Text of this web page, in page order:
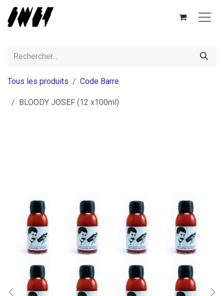
Se rendre au contenu
Tous les produits Code Barre
BLOODY JOSEF (12 x100ml)